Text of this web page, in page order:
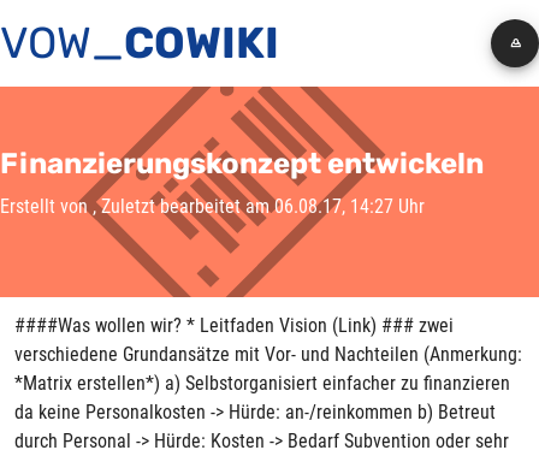
VOW_COWIKI
Finanzierungskonzept entwickeln
Erstellt von , Zuletzt bearbeitet am 06.08.17, 14:27 Uhr
####Was wollen wir? * Leitfaden Vision (Link) ### zwei
verschiedene Grundansätze mit Vor- und Nachteilen (Anmerkung:
*Matrix erstellen*) a) Selbstorganisiert einfacher zu finanzieren
da keine Personalkosten -> Hürde: an-/reinkommen b) Betreut
durch Personal -> Hürde: Kosten -> Bedarf Subvention oder sehr